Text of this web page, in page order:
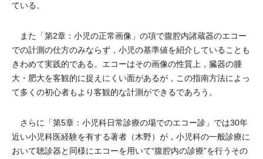
ている。
また「第2章：小児の正常画像」の項で腹腔内諸蔵器のエコー
での計測の仕方のみならず，小児の基準値を紹介していることも
きわめて実践的である。エコーはその画像の性質上，臓器の腫
大・肥大を客観的に捉えにくい面があるが，この指南方法によっ
て多くの初心者もより客観的な計測ができるであろう。
さらに「第5章：小児科日常診療の場でのエコー診」では30年
近い小児科医経験を有する著者（木野）が，小児科の一般診療に
おいて聴診器と同様にエコーを用いて“腹腔内の診療”を行うその